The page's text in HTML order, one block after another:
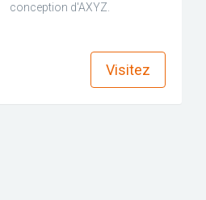
conception d'AXYZ.
Visitez